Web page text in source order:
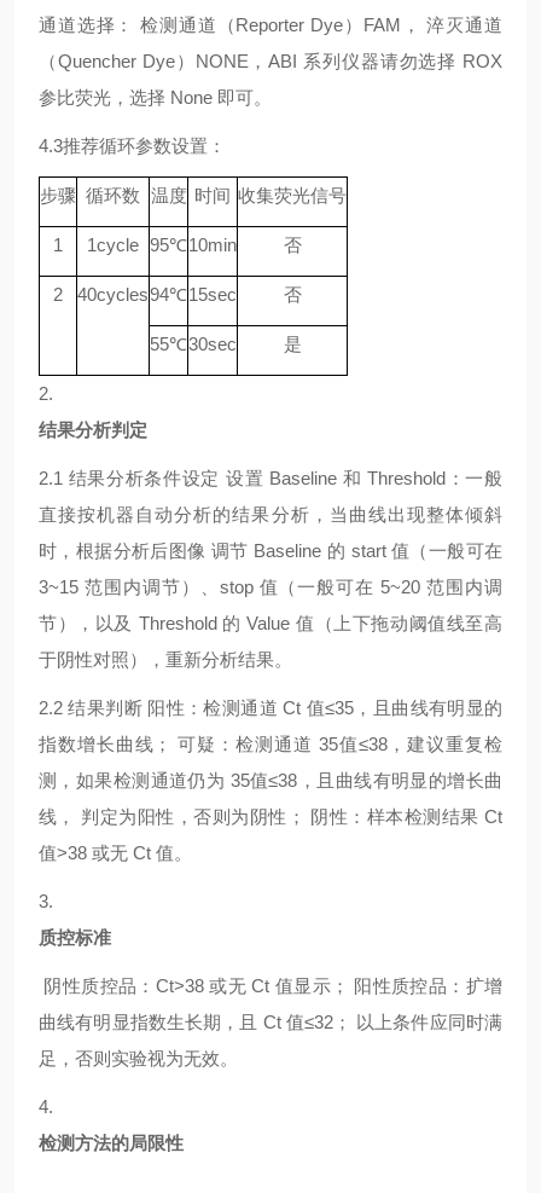
通道选择： 检测通道（Reporter Dye）FAM， 淬灭通道
（Quencher Dye）NONE，ABI 系列仪器请勿选择 ROX
参比荧光，选择 None 即可。
4.3推荐循环参数设置：
步骤 循环数 温度 时间 收集荧光信号
1 1cycle 95℃10min 否
2 40cycles94℃15sec 否
55℃30sec 是
2.
结果分析判定
2.1 结果分析条件设定 设置 Baseline 和 Threshold：一般
直接按机器自动分析的结果分析，当曲线出现整体倾斜
时，根据分析后图像 调节 Baseline 的 start 值（一般可在
3~15 范围内调节）、stop 值（一般可在 5~20 范围内调
节），以及 Threshold 的 Value 值（上下拖动阈值线至高
于阴性对照），重新分析结果。
2.2结果判断 阳性：检测通道 Ct 值≤35，且曲线有明显的
指数增长曲线； 可疑：检测通道 35值≤38，建议重复检
测，如果检测通道仍为 35值≤38，且曲线有明显的增长曲
线， 判定为阳性，否则为阴性； 阴性：样本检测结果 Ct
值>38 或无 Ct 值。
3.
质控标准
阴性质控品： Ct>38 或无 Ct 值显示； 阳性质控品：扩增
曲线有明显指数生长期，且 Ct 值≤32； 以上条件应同时满
足，否则实验视为无效。
4.
检测方法的局限性